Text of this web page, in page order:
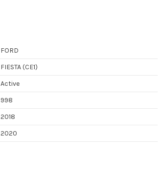
FORD
FIESTA (CE1)
Active
998
2018
2020